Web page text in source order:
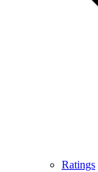
Ratings